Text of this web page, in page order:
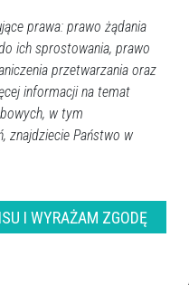
prawa: prawo żądania
ich sprostowania, prawo
przetwarzania oraz
informacji na temat
w tym
znajdziecie Państwo w
I WYRAŻAM ZGODĘ